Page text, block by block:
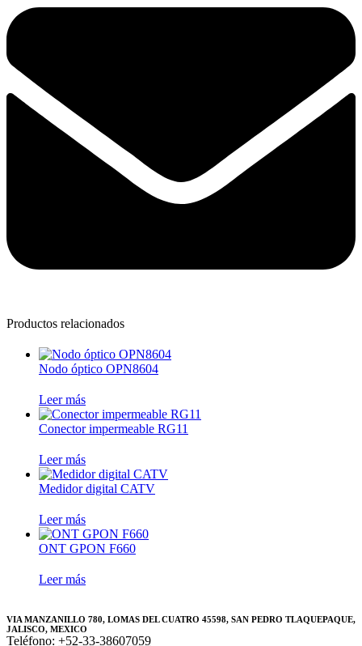
Productos relacionados
Nodo óptico OPN8604
Leer más
Conector impermeable RG11
Leer más
Medidor digital CATV
Leer más
ONT GPON F660
Leer más
VIA MANZANILLO 780, LOMAS DEL CUATRO 45598, SAN PEDRO TLAQUEPAQUE,
JALISCO, MEXICO
Teléfono: +52-33-38607059